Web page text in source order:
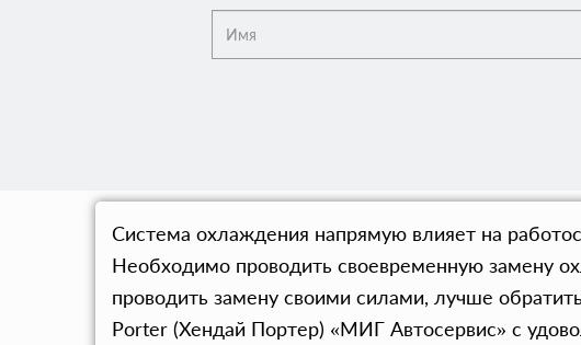
Система охлаждения напрямую влияет на
Необходимо проводить своевременную замену
проводить замену своими силами, лучше
Porter (Хендай Портер) «МИГ Автосервис» с